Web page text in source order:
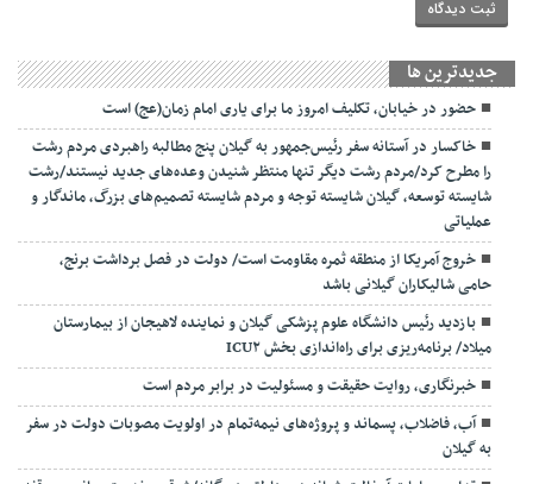
جديدترين ها
حضور در خیابان، تکلیف امروز ما برای یاری امام زمان(عج) است
خاکسار در آستانه سفر رئیس‌جمهور به گیلان پنج مطالبه راهبردی مردم رشت
را مطرح کرد/مردم رشت دیگر تنها منتظر شنیدن وعده‌های جدید نیستند/رشت
شایسته توسعه، گیلان شایسته توجه و مردم شایسته تصمیم‌های بزرگ، ماندگار و
عملیاتی
خروج آمریکا از منطقه ثمره مقاومت است/ دولت در فصل برداشت برنج،
حامی شالیکاران گیلانی باشد
بازدید رئیس دانشگاه علوم پزشکی گیلان و نماینده لاهیجان از بیمارستان
میلاد/ برنامه‌ریزی برای راه‌اندازی بخش ICU۲
خبرنگاری، روایت حقیقت و مسئولیت‌ در برابر مردم است
آب، فاضلاب، پسماند و پروژه‌های نیمه‌تمام در اولویت مصوبات دولت در سفر
به گیلان